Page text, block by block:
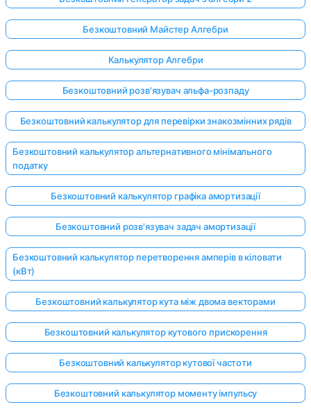
Увійдіть
тут!
Безкоштовний Майстер Алгебри
Калькулятор Алгебри
Безкоштовний розв'язувач альфа-розпаду
Безкоштовний калькулятор для перевірки знакозмінних рядів
Безкоштовний калькулятор альтернативного мінімального
податку
Безкоштовний калькулятор графіка амортизації
Безкоштовний розв'язувач задач амортизації
Безкоштовний калькулятор перетворення амперів в кіловати
(кВт)
Безкоштовний калькулятор кута між двома векторами
Безкоштовний калькулятор кутового прискорення
Безкоштовний калькулятор кутової частоти
Безкоштовний калькулятор моменту імпульсу